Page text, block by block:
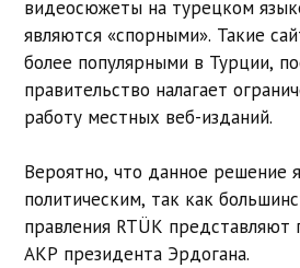
видеосюжеты на турецком
являются «спорными». Такие
более популярными в Турции,
правительство налагает
работу местных веб-изданий.
Вероятно, что данное решение
политическим, так как
правления RTÜK
AKP президента Эрдогана.